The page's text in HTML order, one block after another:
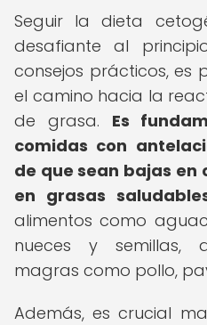
Seguir la dieta
desafiante al
consejos prácticos, es
el camino hacia la
de grasa. Es
comidas con
de que sean bajas
en grasas
alimentos como
nueces y semillas,
magras como pollo,
Además, es crucial